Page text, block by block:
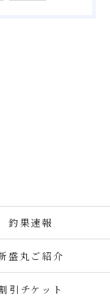
釣果速報
盛丸ご紹介
引チケット